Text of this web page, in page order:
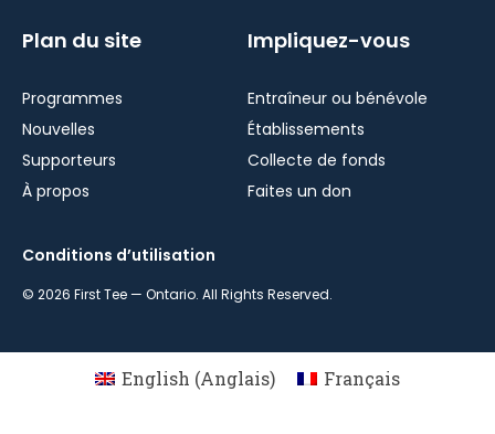
Plan du site
Programmes
Nouvelles
Supporteurs
À propos
Impliquez-vous
Entraîneur ou bénévole
Établissements
Collecte de fonds
Faites un don
Conditions d’utilisation
© 2026 First Tee — Ontario. All Rights Reserved.
English (Anglais) Français